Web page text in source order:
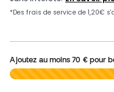
Ajoutez au moins70 €pour
0,00 €